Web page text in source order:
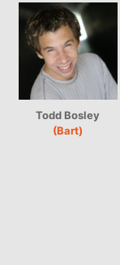
Todd Bosley
(Bart)